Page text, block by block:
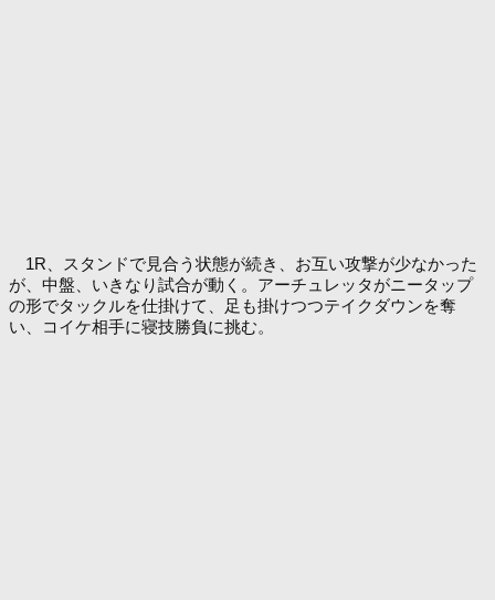
1R、スタンドで見合う状態が続き、お互い攻撃が少なかった
が、中盤、いきなり試合が動く。アーチュレッタがニータップ
の形でタックルを仕掛けて、足も掛けつつテイクダウンを奪
い、コイケ相手に寝技勝負に挑む。